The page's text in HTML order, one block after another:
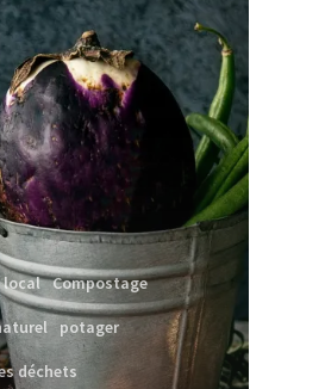
local Compostage
potager
déchets